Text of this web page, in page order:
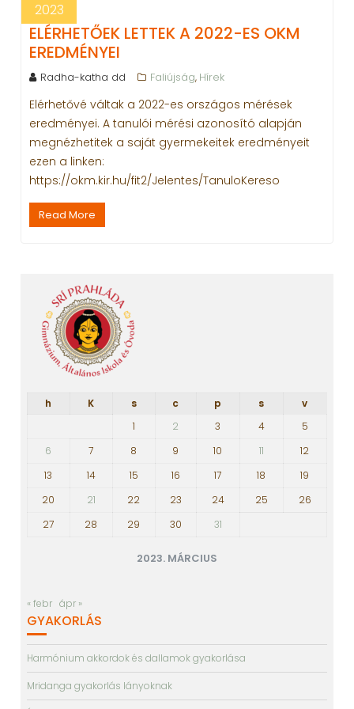
2023
ELÉRHETŐEK LETTEK A 2022-ES OKM
EREDMÉNYEI
Radha-katha dd Faliújság, Hírek
Elérhetővé váltak a 2022-es országos mérések
eredményei. A tanulói mérési azonosító alapján
megnézhetitek a saját gyermekeitek eredményeit
ezen a linken:
https://okm.kir.hu/fit2/Jelentes/TanuloKereso
Read More
2023. MÁRCIUS
h K s c p s
v
1
2 3 4
5
6
7 8 9 10 11
12
13
14 15 16 17 18
19
20
21 22 23 24 25
26
27
28 29 30 31
« febr ápr »
GYAKORLÁS
Harmónium akkordok és dallamok gyakorlása
Mridanga gyakorlás lányoknak